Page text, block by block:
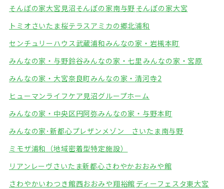
そんぽの家大宮見沼そんぽの家南与野 そんぽの家大宮
トミオさいたま桜テラス アミカの郷北浦和
センチュリーハウス武蔵浦和みんなの家・岩槻本町
みんなの家・与野鈴谷みんなの家・七里 みんなの家・宮原
みんなの家・大宮奈良町みんなの家・清河寺2
ヒューマンライフケア見沼グループホーム
みんなの家・中央区円阿弥みんなの家・与野本町
みんなの家･新都心プレザンメゾン さいたま南与野
ミモザ浦和（地域密着型特定施設）
リアンレーヴさいたま新都心さわやかおおみや館
さわやかいわつき館西おおみや翔裕館 ディーフェスタ東大宮